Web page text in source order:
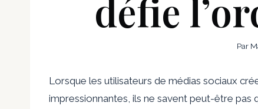
défie
Par
Lorsque les utilisateurs de médias sociaux
impressionnantes, ils ne savent peut-être